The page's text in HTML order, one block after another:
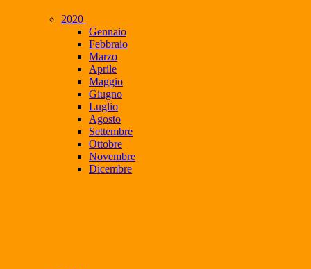
2020
Gennaio
Febbraio
Marzo
Aprile
Maggio
Giugno
Luglio
Agosto
Settembre
Ottobre
Novembre
Dicembre